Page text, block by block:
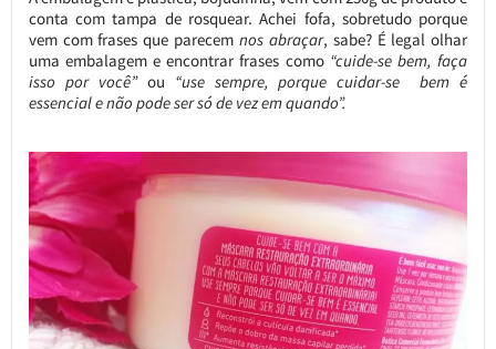
conta com tampa de rosquear. Achei fofa, sobretudo porque
vem com frases que parecem nos abraçar, sabe? É legal olhar
uma embalagem e encontrar frases como “cuide-se bem, faça
isso por você”ou “use sempre, porque cuidar-se bem é
essencial e não pode ser só de vez em quando”.